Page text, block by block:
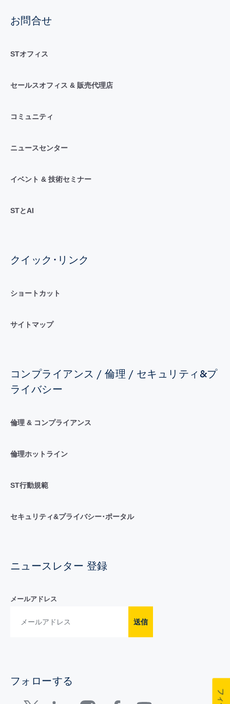
お問合せ
STオフィス
セールスオフィス & 販売代理店
コミュニティ
ニュースセンター
イベント & 技術セミナー
STとAI
クイック･リンク
ショートカット
サイトマップ
コンプライアンス / 倫理 / セキュリティ&プ
ライバシー
倫理 & コンプライアンス
倫理ホットライン
ST行動規範
セキュリティ&プライバシー･ポータル
ニュースレター 登録
メールアドレス
送信
フォローする